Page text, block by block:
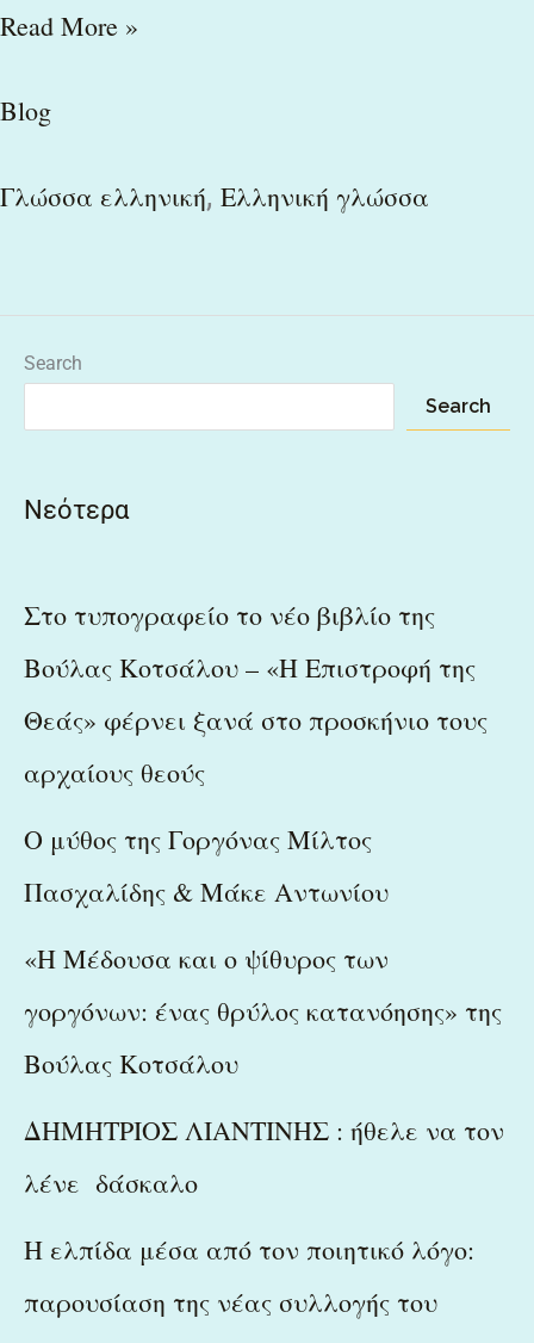
Read More »
Blog
Γλώσσα ελληνική, Ελληνική γλώσσα
Search
Search
Νεότερα
Στο τυπογραφείο το νέο βιβλίο της
Βούλας Κοτσάλου – «Η Επιστροφή της
Θεάς» φέρνει ξανά στο προσκήνιο τους
αρχαίους θεούς
Ο μύθος της Γοργόνας Μίλτος
Πασχαλίδης & Μάκε Αντωνίου
«Η Μέδουσα και ο ψίθυρος των
γοργόνων: ένας θρύλος κατανόησης» της
Βούλας Κοτσάλου
ΔΗΜΗΤΡΙΟΣ ΛΙΑΝΤΙΝΗΣ : ήθελε να τον
λένε δάσκαλο
Η ελπίδα μέσα από τον ποιητικό λόγο:
παρουσίαση της νέας συλλογής του